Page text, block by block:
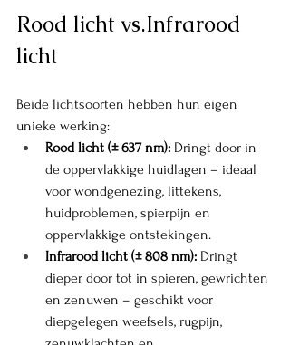
Rood licht vs.Infrarood
licht
Beide lichtsoorten hebben hun eigen
unieke werking:
Rood licht (± 637 nm): Dringt door in
de oppervlakkige huidlagen – ideaal
voor wondgenezing, littekens,
huidproblemen, spierpijn en
oppervlakkige ontstekingen.
Infrarood licht (± 808 nm): Dringt
dieper door tot in spieren, gewrichten
en zenuwen – geschikt voor
diepgelegen weefsels, rugpijn,